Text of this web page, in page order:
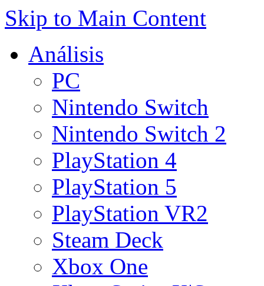
Skip to Main Content
Análisis
PC
Nintendo Switch
Nintendo Switch 2
PlayStation 4
PlayStation 5
PlayStation VR2
Steam Deck
Xbox One